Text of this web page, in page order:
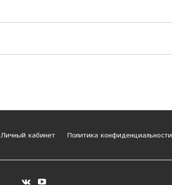
Личный кабинет Политика конфиденциальности